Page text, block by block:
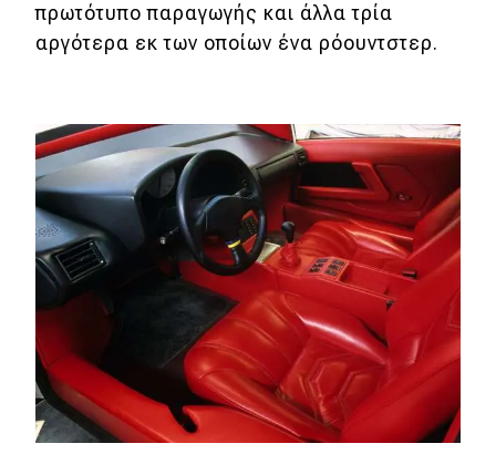
πρωτότυπο παραγωγής και άλλα τρία
αργότερα εκ των οποίων ένα ρόουντστερ.